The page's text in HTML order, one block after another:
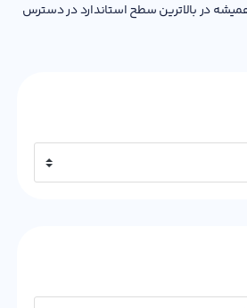
همیشه در بالاترین سطح استاندارد در دسترس